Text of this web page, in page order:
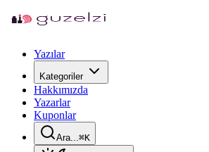
Yazılar
Kategoriler
Hakkımızda
Yazarlar
Kuponlar
Ara...⌘K